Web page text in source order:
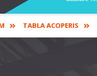
TABLA ACOPERIS